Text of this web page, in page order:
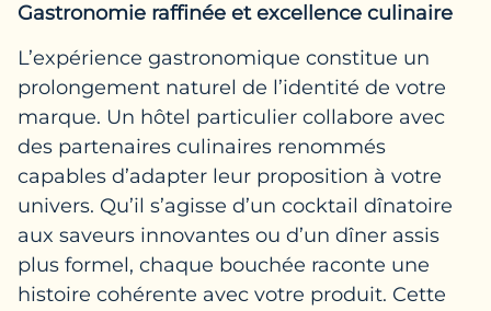
Gastronomie raffinée et excellence culinaire
L’expérience gastronomique constitue un
prolongement naturel de l’identité de votre
marque. Un hôtel particulier collabore avec
des partenaires culinaires renommés
capables d’adapter leur proposition à votre
univers. Qu’il s’agisse d’un cocktail dînatoire
aux saveurs innovantes ou d’un dîner assis
plus formel, chaque bouchée raconte une
histoire cohérente avec votre produit. Cette